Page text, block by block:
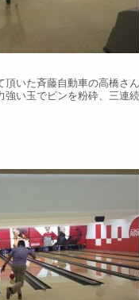
頂いた斉藤自動車の高橋さ
強い玉でピンを粉砕、三連